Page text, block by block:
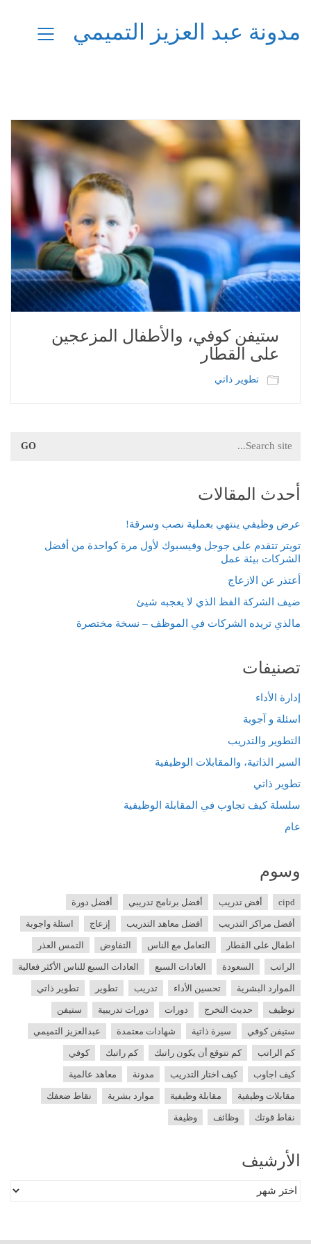
مدونة عبد العزيز التميمي
ستيفن كوفي، والأطفال المزعجين
على القطار
تطوير ذاتي
for:
أحدث المقالات
عرض وظيفي ينتهي بعملية نصب وسرقة!
تويتر تتقدم على جوجل وفيسبوك لأول مرة كواحدة من أفضل
الشركات بيئة عمل
أعتذر عن الازعاج
ضيف الشركة الفظ الذي لا يعجبه شيئ
مالذي تريده الشركات في الموظف – نسخة مختصرة
تصنيفات
إدارة الأداء
اسئلة و آجوبة
التطوير والتدريب
السير الذاتية، والمقابلات الوظيفية
تطوير ذاتي
سلسلة كيف تجاوب في المقابلة الوظيفية
عام
وسوم
cipd أفض تدريب أفضل برنامج تدريبي أفضل دورة
أفضل مراكز التدريب أفضل معاهد التدريب إزعاج اسئلة واجوبة
اطفال على القطار التعامل مع الناس التفاوض التمس العذر
الراتب السعودة العادات السبع العادات السبع للناس الأكثر فعالية
الموارد البشرية تحسين الأداء تدريب تطوير تطوير ذاتي
توظيف حديث التخرج دورات دورات تدريبية ستيفن
ستيفن كوفي سيرة ذاتية شهادات معتمدة عبدالعزيز التميمي
كم الراتب كم تتوقع أن يكون راتبك كم راتبك كوفي
كيف اجاوب كيف اختار التدريب مدونة معاهد عالمية
مقابلات وظيفية مقابلة وظيفية موارد بشرية نقاط ضعفك
نقاط قوتك وظائف وظيفة
الأرشيف
الأرشيف